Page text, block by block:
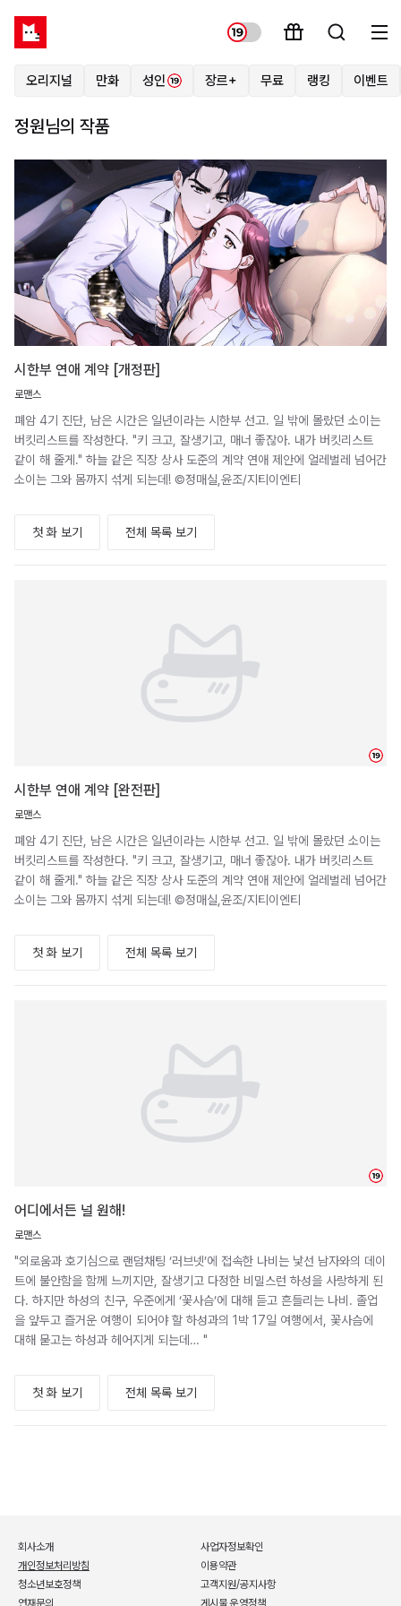
오리지널 만화 성인 장르+ 무료 랭킹 이벤트
정원님의 작품
시한부 연애 계약 [개정판]
로맨스
폐암 4기 진단, 남은 시간은 일년이라는 시한부 선고. 일 밖에 몰랐던 소이는
버킷리스트를 작성한다. "키 크고, 잘생기고, 매너 좋잖아. 내가 버킷리스트
같이 해 줄게." 하늘 같은 직장 상사 도준의 계약 연애 제안에 얼레벌레 넘어간
소이는 그와 몸까지 섞게 되는데! ©정매실,윤조/지티이엔티
첫 화 보기 전체 목록 보기
시한부 연애 계약 [완전판]
로맨스
폐암 4기 진단, 남은 시간은 일년이라는 시한부 선고. 일 밖에 몰랐던 소이는
버킷리스트를 작성한다. "키 크고, 잘생기고, 매너 좋잖아. 내가 버킷리스트
같이 해 줄게." 하늘 같은 직장 상사 도준의 계약 연애 제안에 얼레벌레 넘어간
소이는 그와 몸까지 섞게 되는데! ©정매실,윤조/지티이엔티
첫 화 보기 전체 목록 보기
어디에서든 널 원해!
로맨스
"외로움과 호기심으로 랜덤채팅 ‘러브넷’에 접속한 나비는 낯선 남자와의 데이
트에 불안함을 함께 느끼지만, 잘생기고 다정한 비밀스런 하성을 사랑하게 된
다. 하지만 하성의 친구, 우준에게 ‘꽃사슴’에 대해 듣고 흔들리는 나비. 졸업
을 앞두고 즐거운 여행이 되어야 할 하성과의 1박 17일 여행에서, 꽃사슴에
대해 묻고는 하성과 헤어지게 되는데… "
첫 화 보기 전체 목록 보기
회사소개
사업자정보확인
개인정보처리방침
이용약관
청소년보호정책
고객지원/공지사항
연재문의
게시물 운영정책